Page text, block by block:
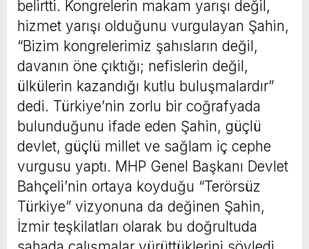
belirtti. Kongrelerin makam yarışı değil,
hizmet yarışı olduğunu vurgulayan Şahin,
“Bizim kongrelerimiz şahısların değil,
davanın öne çıktığı; nefislerin değil,
ülkülerin kazandığı kutlu buluşmalardır”
dedi. Türkiye’nin zorlu bir coğrafyada
bulunduğunu ifade eden Şahin, güçlü
devlet, güçlü millet ve sağlam iç cephe
vurgusu yaptı. MHP Genel Başkanı Devlet
Bahçeli’nin ortaya koyduğu “Terörsüz
Türkiye” vizyonuna da değinen Şahin,
İzmir teşkilatları olarak bu doğrultuda